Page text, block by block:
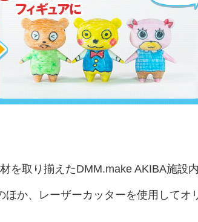
を取り揃えたDMM.make AKIBA施設
か、レーザーカッターを使用してオ